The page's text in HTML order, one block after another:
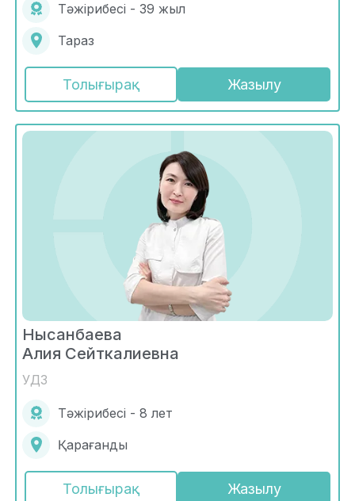
Тәжірибесі - 39 жыл
Тараз
Толығырақ Жазылу
Нысанбаева
Алия Сейткалиевна
УДЗ
Тәжірибесі - 8 лет
Қарағанды
Толығырақ Жазылу